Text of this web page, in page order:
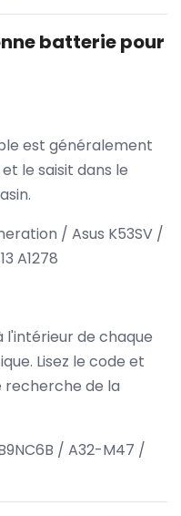
batterie pour
est généralement
le saisit dans le
/ Asus K53SV /
A1278
l'intérieur de chaque
Lisez le code et
recherche de la
/ A32-M47 /